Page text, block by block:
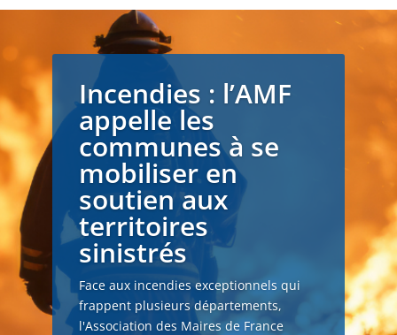
Incendies : l’AMF
appelle les
communes à se
mobiliser en
soutien aux
territoires
sinistrés
Face aux incendies exceptionnels qui
frappent plusieurs départements,
l'Association des Maires de France